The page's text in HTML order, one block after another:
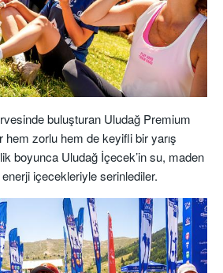
buluşturan Uludağ Premium
hem zorlu hem de keyifli bir yarış
boyunca Uludağ İçecek’in su, maden
içecekleriyleserinlediler.